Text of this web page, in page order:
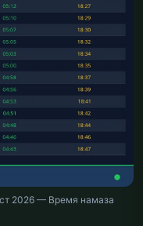
2026 — Время намаза